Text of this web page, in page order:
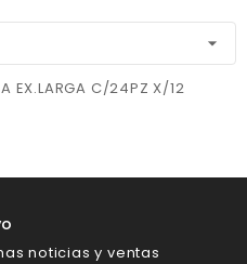
EX.LARGA C/24PZ X/12
noticias y ventas